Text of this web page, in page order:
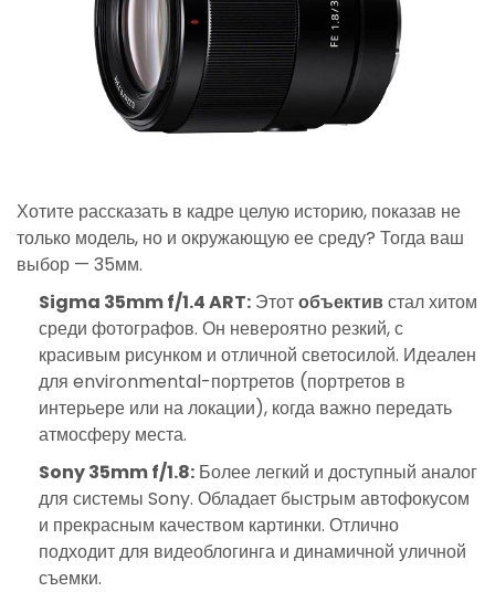
Хотите рассказать в кадре целую историю, показав не
только модель, но и окружающую ее среду? Тогда ваш
выбор — 35мм.
Sigma 35mm f/1.4 ART: Этотобъективстал хитом
среди фотографов. Он невероятно резкий, с
красивым рисунком и отличной светосилой. Идеален
для environmental-портретов (портретов в
интерьере или на локации), когда важно передать
атмосферу места.
Sony 35mm f/1.8: Более легкий и доступный аналог
для системы Sony. Обладает быстрым автофокусом
и прекрасным качеством картинки. Отлично
подходит для видеоблогинга и динамичной уличной
съемки.